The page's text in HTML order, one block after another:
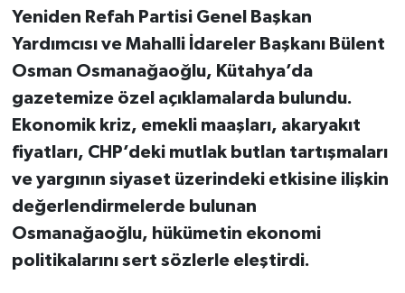
Yeniden Refah Partisi Genel Başkan
Yardımcısı ve Mahalli İdareler Başkanı Bülent
Osman Osmanağaoğlu, Kütahya’da
gazetemize özel açıklamalarda bulundu.
Ekonomik kriz, emekli maaşları, akaryakıt
fiyatları, CHP’deki mutlak butlan tartışmaları
ve yargının siyaset üzerindeki etkisine ilişkin
değerlendirmelerde bulunan
Osmanağaoğlu, hükümetin ekonomi
politikalarını sert sözlerle eleştirdi.
Spor
Teknoloji
Vasıta
Vefat Haberleri
Yaşam